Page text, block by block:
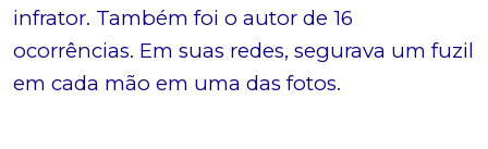
infrator. Também foi o autor de 16
ocorrências. Em suas redes, segurava um fuzil
em cada mão em uma das fotos.